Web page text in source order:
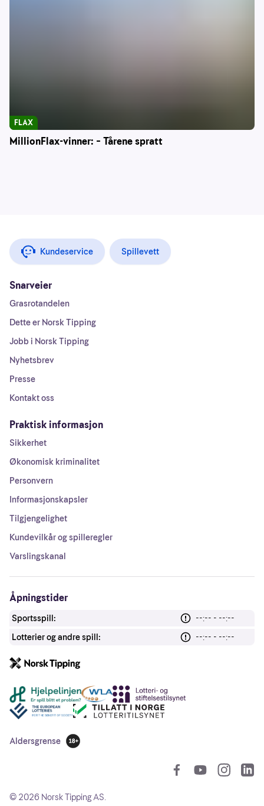
MillionFlax-vinner: – Tårene spratt
FLAX
Kundeservice Spillevett
Snarveier
Grasrotandelen
Dette er Norsk Tipping
Jobb i Norsk Tipping
Nyhetsbrev
Presse
Kontakt oss
Praktisk informasjon
Sikkerhet
Økonomisk kriminalitet
Personvern
Informasjonskapsler
Tilgjengelighet
Kundevilkår og spilleregler
Varslingskanal
Åpningstider
Sportsspill:
--:-- - --:--
Lotterier og andre spill:
--:-- - --:--
Andre lenker
Aldersgrense
18 år
© 2026 Norsk Tipping AS.